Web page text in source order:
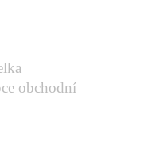
obchodní